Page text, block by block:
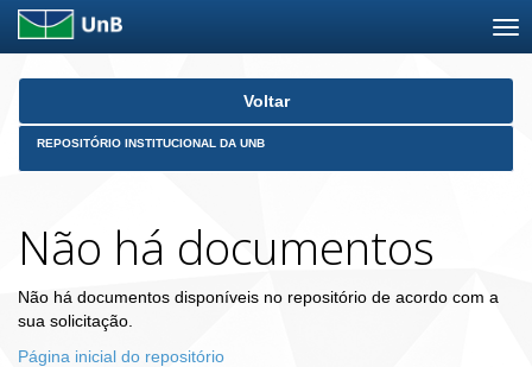
Skip
Voltar
REPOSITÓRIO INSTITUCIONAL DA UNB
Não há documentos
Não há documentos disponíveis no repositório de acordo com a
sua solicitação.
Página inicial do repositório